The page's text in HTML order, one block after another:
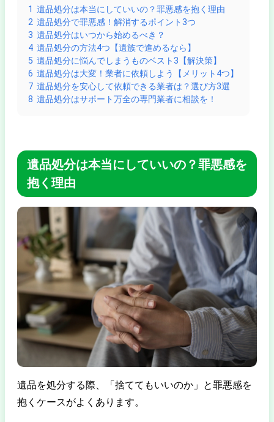
1 遺品処分は本当にしていいの？罪悪感を抱く理由
2 遺品処分で罪悪感！解消するポイント3つ
3 遺品処分はいつから始めるべき？
4 遺品処分の方法4つ【遺族で進めるなら】
5 遺品処分に悩んでしまうものベスト3【解決策】
6 遺品処分は大変！業者に依頼しよう【メリット4つ】
7 遺品処分を安心して依頼できる業者は？選び方3選
8 遺品処分はサポート万全の専門業者に相談を！
遺品処分は本当にしていいの？罪悪感を
抱く理由
遺品を処分する際、「捨ててもいいのか」と罪悪感を
抱くケースがよくあります。